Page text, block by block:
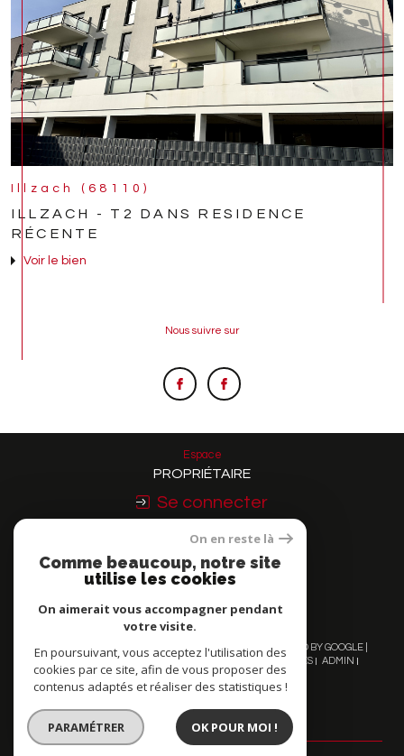
Illzach (68110)
ILLZACH - T2 DANS RESIDENCE
RÉCENTE
Voir le bien
Nous suivre sur
Espace
PROPRIÉTAIRE
Se connecter
Nous
ADHÉRONS
© 2026 | TOUS DROITS RÉSERVÉS | TRADUCTION POWERED BY GOOGLE |
NOS HONORAIRES
PLAN DU SITE MENTIONS LÉGALES
ADMIN
NOS LIENS
POLITIQUE RGPD COOKIES
On en reste là
Comme beaucoup, notre site
utilise les cookies
On aimerait vous accompagner pendant
votre visite.
En poursuivant, vous acceptez l'utilisation des
cookies par ce site, afin de vous proposer des
contenus adaptés et réaliser des statistiques !
PARAMÉTRER OK POUR MOI !